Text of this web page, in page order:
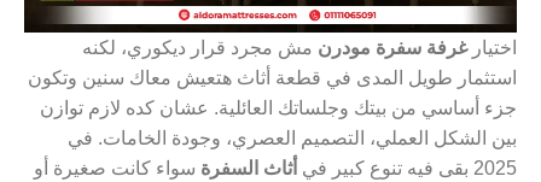
اختيارغرفة سفرة مودرن مش مجرد قرار ديكوري، لكنه
استثمار طويل المدى في قطعة أثاث هتعيش معاك سنين وتكون
جزء أساسي من بيتك وجلساتك العائلية. عشان كده لازم توازن
بين الشكل العملي، التصميم العصري، وجودة الخامات. في
2025 بقى فيه تنوع كبير في
أثاث السفرة سواء كانت صغيرة أو